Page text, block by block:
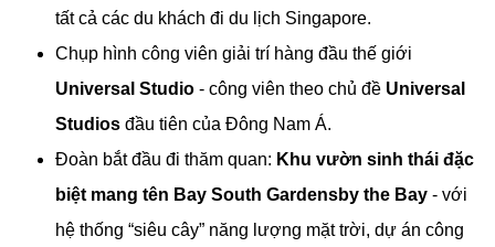
tất cả các du khách đi du lịch Singapore.
Chụp hình công viên giải trí hàng đầu thế giới
Universal Studio - công viên theo chủ đề Universal
Studios đầu tiên của Đông Nam Á.
Đoàn bắt đầu đi thăm quan: Khu vườn sinh thái đặc
biệt mang tên Bay South Gardensby the Bay - với
hệ thống “siêu cây” năng lượng mặt trời, dự án công